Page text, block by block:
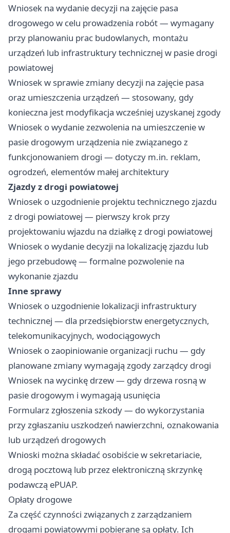
Wniosek na wydanie decyzji na zajęcie pasa
drogowego w celu prowadzenia robót — wymagany
przy planowaniu prac budowlanych, montażu
urządzeń lub infrastruktury technicznej w pasie drogi
powiatowej
Wniosek w sprawie zmiany decyzji na zajęcie pasa
oraz umieszczenia urządzeń — stosowany, gdy
konieczna jest modyfikacja wcześniej uzyskanej zgody
Wniosek o wydanie zezwolenia na umieszczenie w
pasie drogowym urządzenia nie związanego z
funkcjonowaniem drogi — dotyczy m.in. reklam,
ogrodzeń, elementów małej architektury
Zjazdy z drogi powiatowej
Wniosek o uzgodnienie projektu technicznego zjazdu
z drogi powiatowej — pierwszy krok przy
projektowaniu wjazdu na działkę z drogi powiatowej
Wniosek o wydanie decyzji na lokalizację zjazdu lub
jego przebudowę — formalne pozwolenie na
wykonanie zjazdu
Inne sprawy
Wniosek o uzgodnienie lokalizacji infrastruktury
technicznej — dla przedsiębiorstw energetycznych,
telekomunikacyjnych, wodociągowych
Wniosek o zaopiniowanie organizacji ruchu — gdy
planowane zmiany wymagają zgody zarządcy drogi
Wniosek na wycinkę drzew — gdy drzewa rosną w
pasie drogowym i wymagają usunięcia
Formularz zgłoszenia szkody — do wykorzystania
przy zgłaszaniu uszkodzeń nawierzchni, oznakowania
lub urządzeń drogowych
Wnioski można składać osobiście w sekretariacie,
drogą pocztową lub przez elektroniczną skrzynkę
podawczą ePUAP.
Opłaty drogowe
Za część czynności związanych z zarządzaniem
drogami powiatowymi pobierane są opłaty. Ich